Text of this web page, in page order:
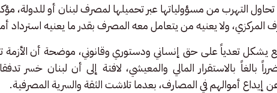
التهرب من مسؤولياتها عبر تحميلها لمصرف لبنان أو للدولة،
المركزي، ولا يعنيه من يتعامل معه المصرف بقدر ما يعنيه استرداد
تعدياً على حق إنساني ودستوري وقانوني، موضحة أن الأزمة
بالغاً بالاستقرار المالي والمعيشي، لافتة إلى أن لبنان خسر
أموالهم في المصارف، بعدما تلاشت الثقة والسرية المصرفية.